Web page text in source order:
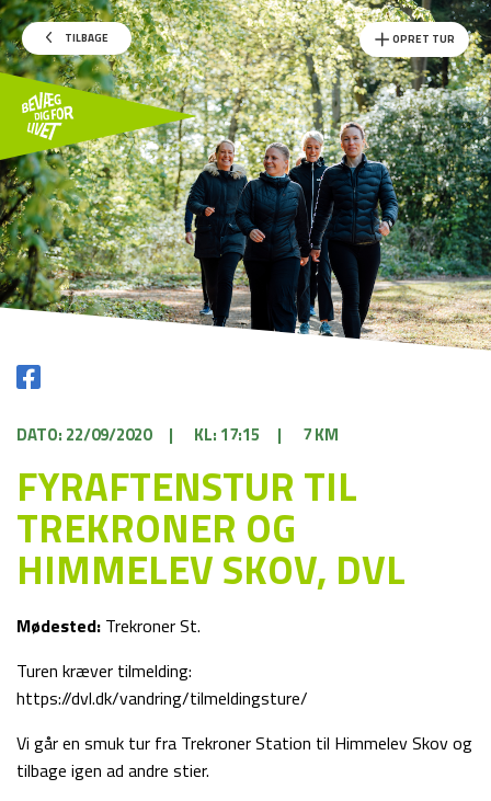
TILBAGE OPRET TUR
DATO: 22/09/2020 | KL: 17:15 | 7 KM
FYRAFTENSTUR TIL
TREKRONER OG
HIMMELEV SKOV, DVL
Mødested: Trekroner St.
Turen kræver tilmelding:
https://dvl.dk/vandring/tilmeldingsture/
Vi går en smuk tur fra Trekroner Station til Himmelev Skov og
tilbage igen ad andre stier.